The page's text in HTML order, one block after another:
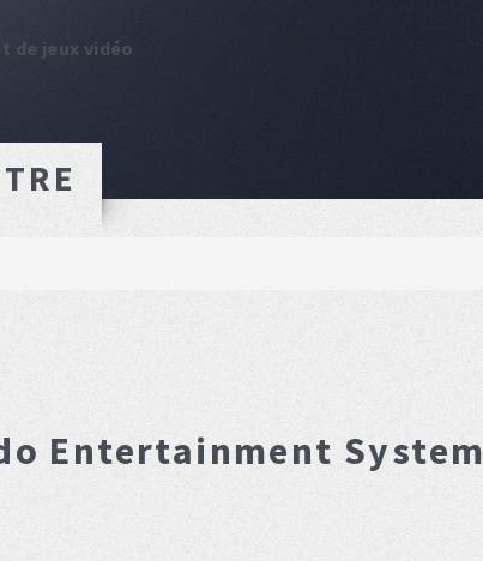
de jeux vidéo
Entertainment System